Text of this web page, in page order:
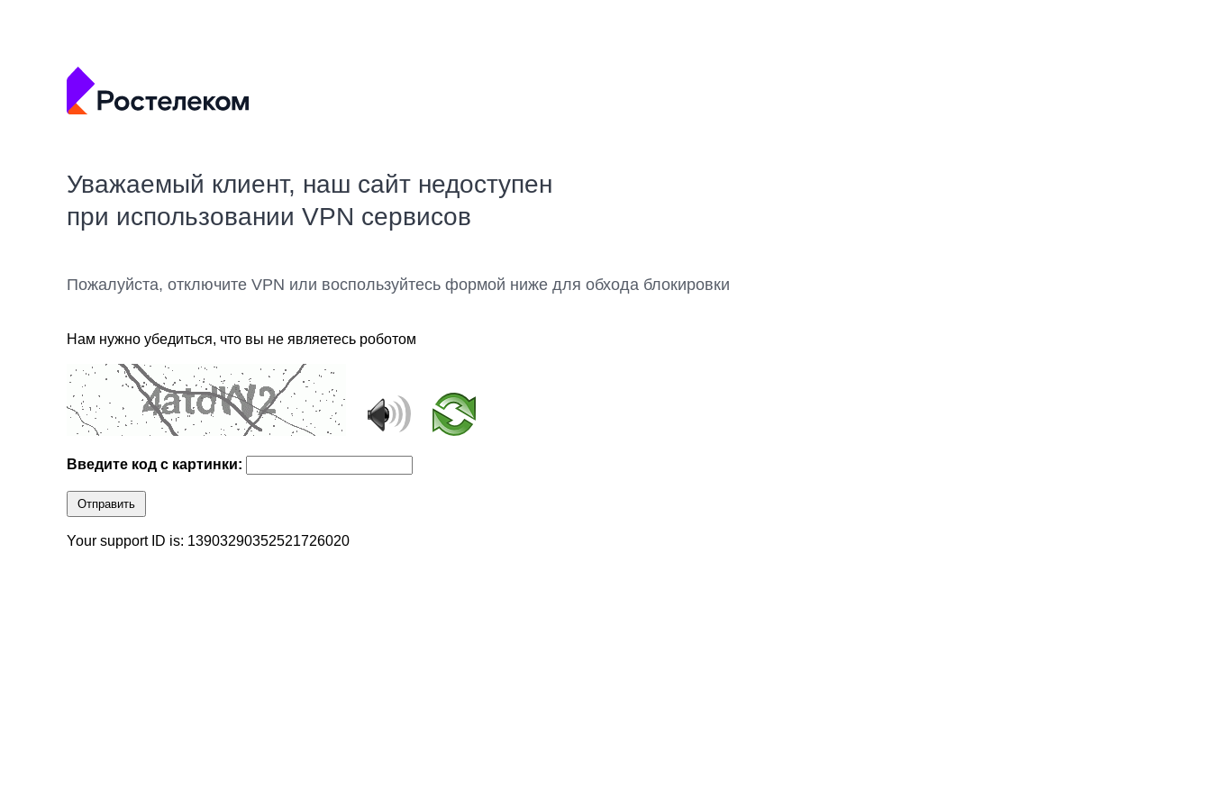
Уважаемый клиент, наш сайт недоступен
при использовании VPN сервисов
Пожалуйста, отключите VPN или воспользуйтесь формой ниже для обхода блокировки
Нам нужно убедиться, что вы не являетесь роботом
Введите код с картинки:
Отправить
Your support ID is: 13903290352521726020